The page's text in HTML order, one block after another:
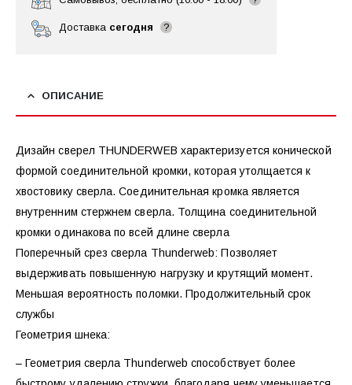
Доставка сегодня ?
ОПИСАНИЕ
Дизайн сверел THUNDERWEB характеризуется конической
формой соединительной кромки, которая утолщается к
хвостовику сверла. Соединительная кромка является
внутренним стержнем сверла. Толщина соединительной
кромки одинакова по всей длине сверла
Поперечный срез сверла Thunderweb: Позволяет
выдерживать повышенную нагрузку и крутящий момент.
Меньшая вероятность поломки. Продолжительный срок
службы
Геометрия шнека:
– Геометрия сверла Thunderweb способствует более